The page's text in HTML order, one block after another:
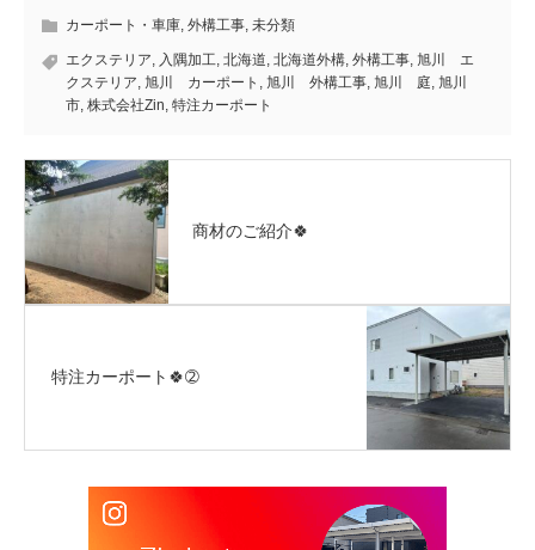
カーポート・車庫, 外構工事, 未分類
エクステリア, 入隅加工, 北海道, 北海道外構, 外構工事, 旭川 エ
クステリア, 旭川 カーポート , 旭川 外構工事, 旭川 庭, 旭川
市, 株式会社Zin, 特注カーポート
商材のご紹介🍀
特注カーポート🍀➁